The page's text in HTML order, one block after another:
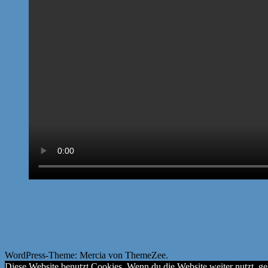
WordPress-Theme: Mercia von ThemeZee.